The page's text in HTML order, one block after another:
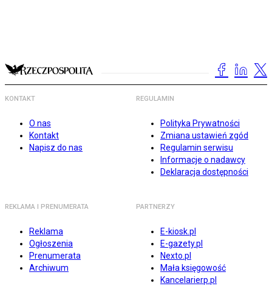
KONTAKT
O nas
Kontakt
Napisz do nas
REGULAMIN
Polityka Prywatności
Zmiana ustawień zgód
Regulamin serwisu
Informacje o nadawcy
Deklaracja dostępności
REKLAMA I PRENUMERATA
Reklama
Ogłoszenia
Prenumerata
Archiwum
PARTNERZY
E-kiosk.pl
E-gazety.pl
Nexto.pl
Mała księgowość
Kancelarierp.pl